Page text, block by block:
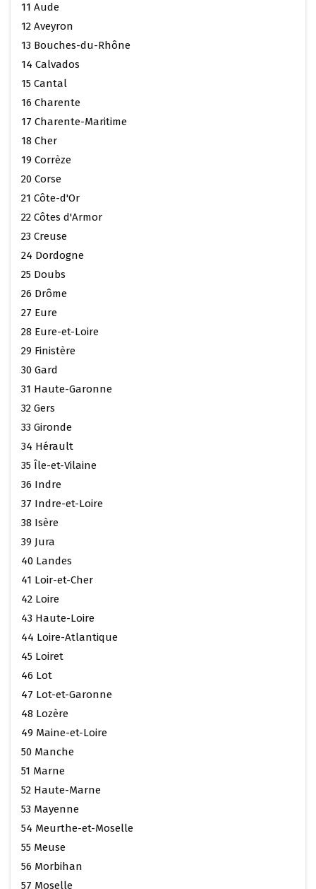
11 Aude
12 Aveyron
13 Bouches-du-Rhône
14 Calvados
15 Cantal
16 Charente
17 Charente-Maritime
18 Cher
19 Corrèze
20 Corse
21 Côte-d'Or
22 Côtes d'Armor
23 Creuse
24 Dordogne
25 Doubs
26 Drôme
27 Eure
28 Eure-et-Loire
29 Finistère
30 Gard
31 Haute-Garonne
32 Gers
33 Gironde
34 Hérault
35 Île-et-Vilaine
36 Indre
37 Indre-et-Loire
38 Isère
39 Jura
40 Landes
41 Loir-et-Cher
42 Loire
43 Haute-Loire
44 Loire-Atlantique
45 Loiret
46 Lot
47 Lot-et-Garonne
48 Lozère
49 Maine-et-Loire
50 Manche
51 Marne
52 Haute-Marne
53 Mayenne
54 Meurthe-et-Moselle
55 Meuse
56 Morbihan
57 Moselle